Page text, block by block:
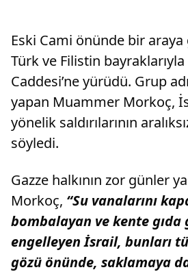
Eski Cami önünde bir
Türk ve Filistin
Caddesi’ne yürüdü. Grup
yapan Muammer Morkoç,
yönelik saldırılarının
söyledi.
Gazze halkının zor günler
Morkoç, “Su vanalarını
bombalayan ve kente
engelleyen İsrail, bunları
gözü önünde, saklamaya